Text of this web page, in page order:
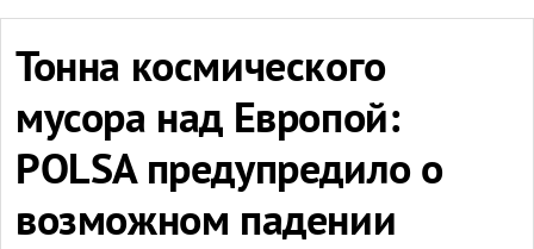
Тонна космического
мусора над Европой:
POLSA предупредило о
возможном падении